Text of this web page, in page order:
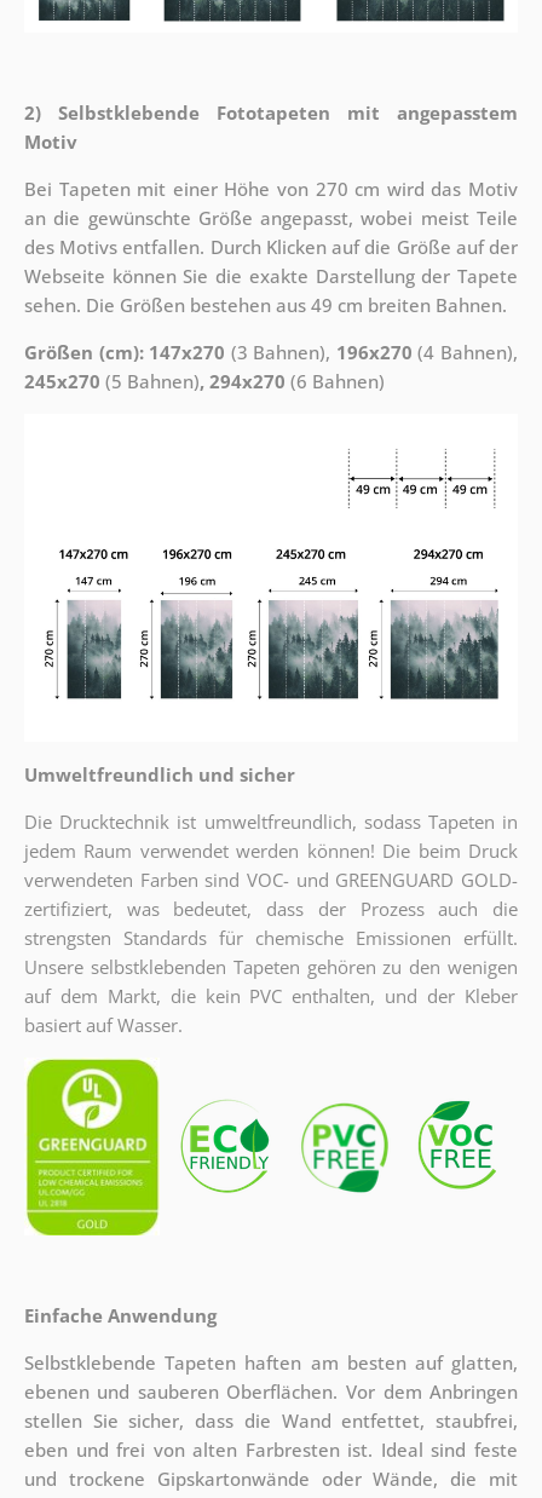
2) Selbstklebende Fototapeten mit angepasstem
Motiv
Bei Tapeten mit einer Höhe von 270 cm wird das Motiv
an die gewünschte Größe angepasst, wobei meist Teile
des Motivs entfallen. Durch Klicken auf die Größe auf der
Webseite können Sie die exakte Darstellung der Tapete
sehen. Die Größen bestehen aus 49 cm breiten Bahnen.
Größen (cm): 147x270 (3 Bahnen), 196x270 (4 Bahnen),
245x270 (5 Bahnen), 294x270 (6 Bahnen)
Umweltfreundlich und sicher
Die Drucktechnik ist umweltfreundlich, sodass Tapeten in
jedem Raum verwendet werden können! Die beim Druck
verwendeten Farben sind VOC- und GREENGUARD GOLD-
zertifiziert, was bedeutet, dass der Prozess auch die
strengsten Standards für chemische Emissionen erfüllt.
Unsere selbstklebenden Tapeten gehören zu den wenigen
auf dem Markt, die kein PVC enthalten, und der Kleber
basiert auf Wasser.
Einfache Anwendung
Selbstklebende Tapeten haften am besten auf glatten,
ebenen und sauberen Oberflächen. Vor dem Anbringen
stellen Sie sicher, dass die Wand entfettet, staubfrei,
eben und frei von alten Farbresten ist. Ideal sind feste
und trockene Gipskartonwände oder Wände, die mit